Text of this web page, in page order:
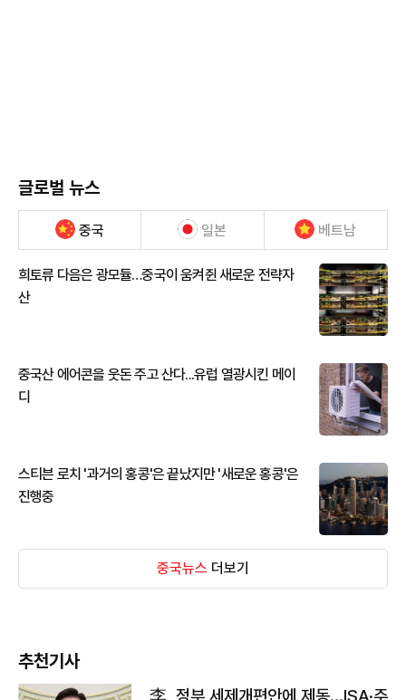
글로벌 뉴스
중국 일본 베트남
희토류 다음은 광모듈…중국이 움켜쥔 새로운 전략자
산
중국산 에어콘을 웃돈 주고 산다...유럽 열광시킨 메이
디
스티븐 로치 '과거의 홍콩'은 끝났지만 '새로운 홍콩'은
진행중
중국뉴스 더보기
추천기사
李, 정부 세제개편안에 제동…ISA·주